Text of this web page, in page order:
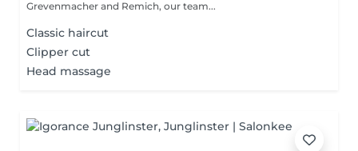
Grevenmacher and Remich, our team...
Classic haircut
Clipper cut
Head massage